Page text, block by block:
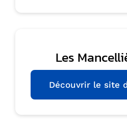
Les
Découvrir le site